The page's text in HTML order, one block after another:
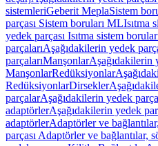
sistemleriGeberit MeplaSistem
parçası Sistem boruları MLIsıtma
yedek parçası Isıtma sistem
parçalarıAşağıdakilerin yedek
parçalarıManşonlarAşağıdakilerin
ManşonlarRedüksiyonlar
RedüksiyonlarDirsekler
parçalarAşağıdakilerin yedek
adaptörlerAşağıdakilerin yedek
adaptörlerAdaptörler ve
parçası Adaptörler ve bağlantılar,